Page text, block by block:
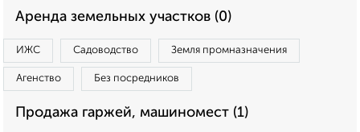
Аренда земельных участков (0)
ИЖС Садоводство Земля промназначения
Агенство Без посредников
Продажа гаржей, машиномест (1)